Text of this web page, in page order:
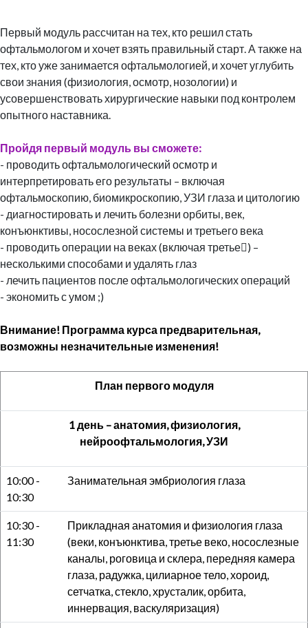
Первый модуль рассчитан на тех, кто решил стать
офтальмологом и хочет взять правильный старт. А также на
тех, кто уже занимается офтальмологией, и хочет углубить
свои знания (физиология, осмотр, нозологии) и
усовершенствовать хирургические навыки под контролем
опытного наставника.
Пройдя первый модуль вы сможете:
- проводить офтальмологический осмотр и
интерпретировать его результаты – включая
офтальмоскопию, биомикроскопию, УЗИ глаза и цитологию
- диагностировать и лечить болезни орбиты, век,
конъюнктивы, носослезной системы и третьего века
- проводить операции на веках (включая третье) –
несколькими способами и удалять глаз
- лечить пациентов после офтальмологических операций
- экономить с умом ;)
Внимание! Программа курса предварительная,
возможны незначительные изменения!
План первого модуля
1 день – анатомия, физиология,
нейроофтальмология, УЗИ
10:00 -
10:30
Занимательная эмбриология глаза
10:30 -
11:30
Прикладная анатомия и физиология глаза
(веки, конъюнктива, третье веко, носослезные
каналы, роговица и склера, передняя камера
глаза, радужка, цилиарное тело, хороид,
сетчатка, стекло, хрусталик, орбита,
иннервация, васкуляризация)